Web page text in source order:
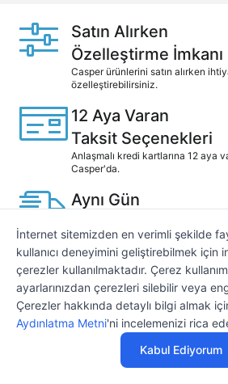
29.927 TL28.730 TL
başlayan
Satın Alırken
Özelleştirme İmkanı
Casper ürünlerini satın alırken
özelleştirebilirsiniz.
12 Aya Varan
Taksit Seçenekleri
Anlaşmalı kredi kartlarına 12 aya
Casper'da.
Aynı Gün
Seçili ürünlerde Aynı Gün Teslim!
Hızlı ve Güvenli
Servis
1 Saatte servis, Jet servis ve
Casper'da!
Canlı Destek
İnternet sitemizden en verimli şekilde
kullanıcı deneyimini geliştirebilmek için
çerezler kullanılmaktadır. Çerez
ayarlarınızdan çerezleri silebilir veya
Çerezler hakkında detaylı bilgi almak
Aydınlatma Metni'ni incelemenizi rica
Kabul Ediyorum